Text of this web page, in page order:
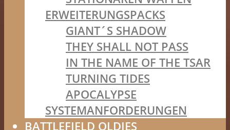
ERWEITERUNGSPACKS
GIANT´S SHADOW
THEY SHALL NOT PASS
IN THE NAME OF THE TSAR
TURNING TIDES
APOCALYPSE
SYSTEMANFORDERUNGEN
BATTLEFIELD OLDIES